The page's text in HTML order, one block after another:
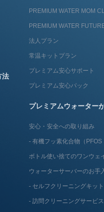
法
PREMIUM WATER MOM
PREMIUM WATER
法人プラン
常温キットプラン
プレミアム安心サポート
プレミアム安心パック
プレミアムウォーター
安心・安全への取り組み
有機フッ素化合物（
ボトル使い捨てのワンウェ
ウォーターサーバーのお手
セルフクリーニングキット
訪問クリーニングサービス